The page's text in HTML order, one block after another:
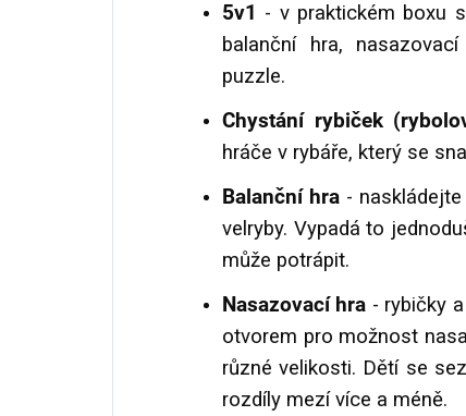
5v1 - v praktickém boxu
balanční hra,
puzzle.
Chystání rybiček
hráče v rybáře, který se
Balanční hra -
velryby. Vypadá to
může potrápit.
Nasazovací hra - rybičky
otvorem pro možnost
různé velikosti. Dětí se
rozdíly mezí více a méně.